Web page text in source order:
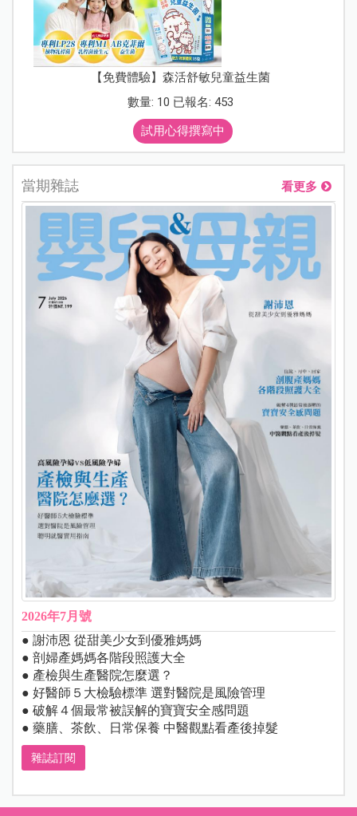
【免費體驗】森活舒敏兒童益生菌
數量: 10 已報名: 453
試用心得撰寫中
當期雜誌 看更多
2026年7月號
● 謝沛恩 從甜美少女到優雅媽媽
● 剖婦產媽媽各階段照護大全
● 產檢與生產醫院怎麼選？
● 好醫師５大檢驗標準 選對醫院是風險管理
● 破解４個最常被誤解的寶寶安全感問題
● 藥膳、茶飲、日常保養 中醫觀點看產後掉髮
雜誌訂閱